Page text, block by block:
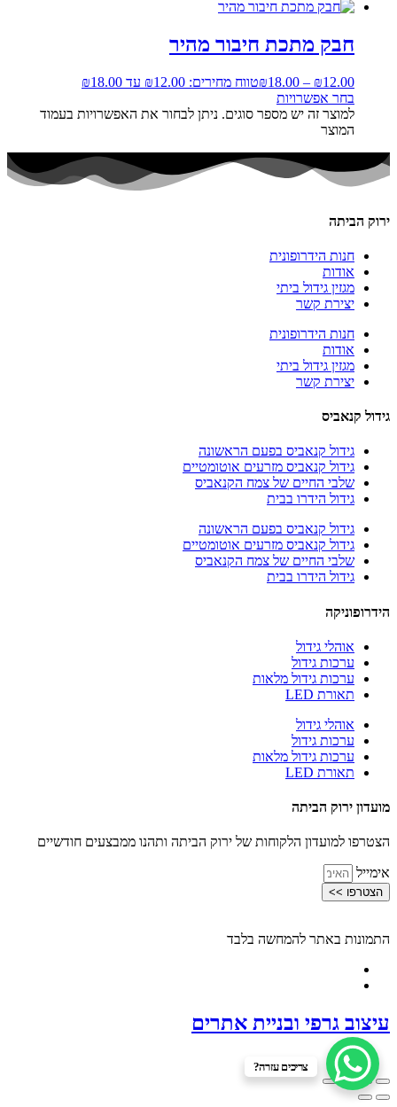
חבק מתכת חיבור מהיר
₪12.00
–
₪18.00
טווח מחירים: ⁦₪12.00⁩ עד ⁦₪18.00⁩
בחר אפשרויות
למוצר זה יש מספר סוגים. ניתן לבחור את האפשרויות בעמוד
המוצר
ירוק הביתה
חנות הידרופונית
אודות
מגזין גידול ביתי
יצירת קשר
חנות הידרופונית
אודות
מגזין גידול ביתי
יצירת קשר
גידול קנאביס
גידול קנאביס בפעם הראשונה
גידול קנאביס מזרעים אוטומטיים
שלבי החיים של צמח הקנאביס
גידול הידרו בבית
גידול קנאביס בפעם הראשונה
גידול קנאביס מזרעים אוטומטיים
שלבי החיים של צמח הקנאביס
גידול הידרו בבית
הידרופוניקה
אוהלי גידול
ערכות גידול
ערכות גידול מלאות
תאורת LED
אוהלי גידול
ערכות גידול
ערכות גידול מלאות
תאורת LED
מועדון ירוק הביתה
הצטרפו למועדון הלקוחות של ירוק הביתה ותהנו ממבצעים חודשיים
אימייל
הצטרפו >>
התמונות באתר להמחשה בלבד
עיצוב גרפי ובניית אתרים
צריכים עזרה?